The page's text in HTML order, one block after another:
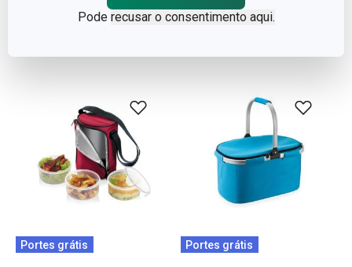
Pode recusar o consentimento aqui.
COMPRAR COMPRAR
Portes grátis Portes grátis